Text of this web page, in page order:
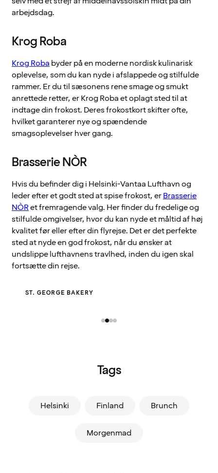
arbejdsdag.
Krog Roba
Krog Roba byder på en moderne nordisk kulinarisk
oplevelse, som du kan nyde i afslappede og stilfulde
rammer. Er du til sæsonens rene smage og smukt
anrettede retter, er Krog Roba et oplagt sted til at
indtage din frokost. Deres frokostkort skifter ofte,
hvilket garanterer nye og spændende
smagsoplevelser hver gang.
Brasserie NÒR
Hvis du befinder dig i Helsinki-Vantaa Lufthavn og
leder efter et godt sted at spise frokost, erBrasserie
NÒRet fremragende valg. Her finder du fredelige og
stilfulde omgivelser, hvor du kan nyde et måltid af høj
kvalitet før eller efter din flyrejse. Det er det perfekte
sted at nyde en god frokost, når du ønsker at
undslippe lufthavnens travlhed, inden du igen skal
fortsætte din rejse.
ST. GEORGE BAKERY
Tags
Helsinki Finland Brunch
Morgenmad